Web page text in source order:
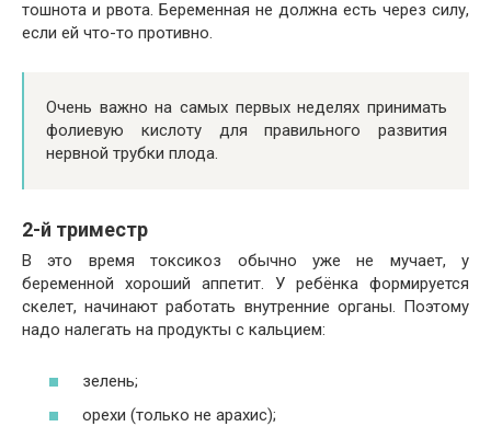
тошнота и рвота. Беременная не должна есть через силу,
если ей что-то противно.
Очень важно на самых первых неделях принимать
фолиевую кислоту для правильного развития
нервной трубки плода.
2-й триместр
В это время токсикоз обычно уже не мучает, у
беременной хороший аппетит. У ребёнка формируется
скелет, начинают работать внутренние органы. Поэтому
надо налегать на продукты с кальцием:
зелень;
орехи (только не арахис);